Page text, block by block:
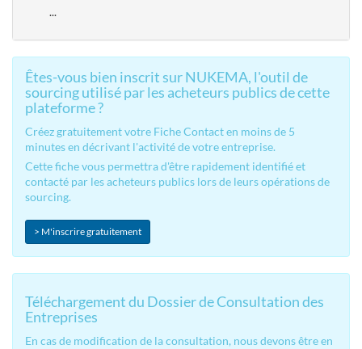
...
Êtes-vous bien inscrit sur NUKEMA, l'outil de
sourcing utilisé par les acheteurs publics de cette
plateforme ?
Créez gratuitement votre Fiche Contact en moins de 5
minutes en décrivant l'activité de votre entreprise.
Cette fiche vous permettra d'être rapidement identifié et
contacté par les acheteurs publics lors de leurs opérations de
sourcing.
> M'inscrire gratuitement
Téléchargement du Dossier de Consultation des
Entreprises
En cas de modification de la consultation, nous devons être en